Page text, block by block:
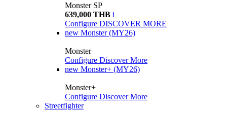
Monster SP
639,000 THB i
Configure DISCOVER MORE
new Monster (MY26)
Monster
Configure Discover More
new Monster+ (MY26)
Monster+
Configure Discover More
Streetfighter